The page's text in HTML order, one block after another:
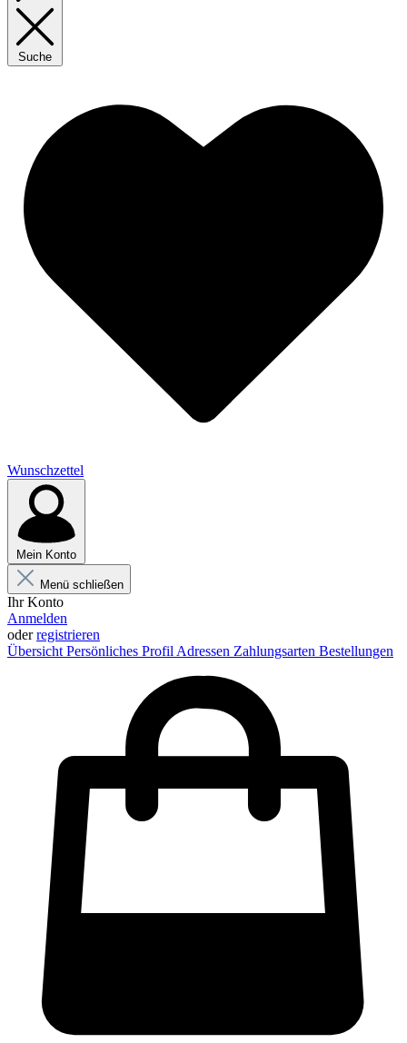
Suche
Wunschzettel
Mein Konto
Menü schließen
Ihr Konto
Anmelden
oderregistrieren
Übersicht Persönliches Profil Adressen Zahlungsarten Bestellungen